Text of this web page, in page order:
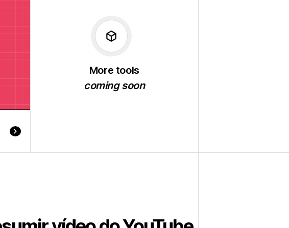
keyboard_arrow_right
deployed_code
More tools
coming soon